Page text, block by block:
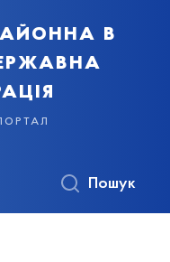
в
Пошук